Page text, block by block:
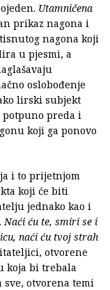
Utamničena
prikaz nagona i
nagona koji
u pjesmi, a
oslobođenje
lirski subjekt
preda i
koji ga ponovo
i to prijetnjom
koji će biti
jednako kao i
Naći ću te, smiri se i
naći ću tvoj strah
otvorene
koja bi trebala
otvorena temi